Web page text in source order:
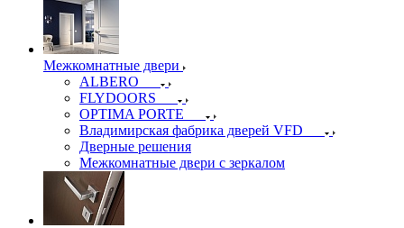
Межкомнатные двери
ALBERO
FLYDOORS
OPTIMA PORTE
Владимирская фабрика дверей VFD
Дверные решения
Межкомнатные двери c зеркалом